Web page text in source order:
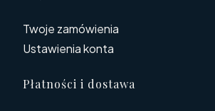
Twoje zamówienia
Ustawienia konta
Płatności i dostawa